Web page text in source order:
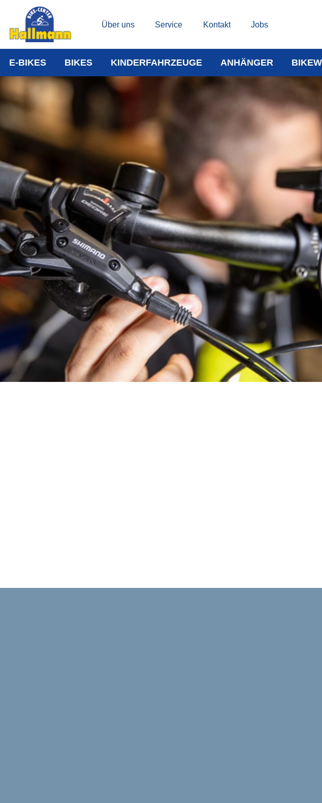
Über uns Service Kontakt Jobs
E-BIKES BIKES KINDERFAHRZEUGE ANHÄNGER